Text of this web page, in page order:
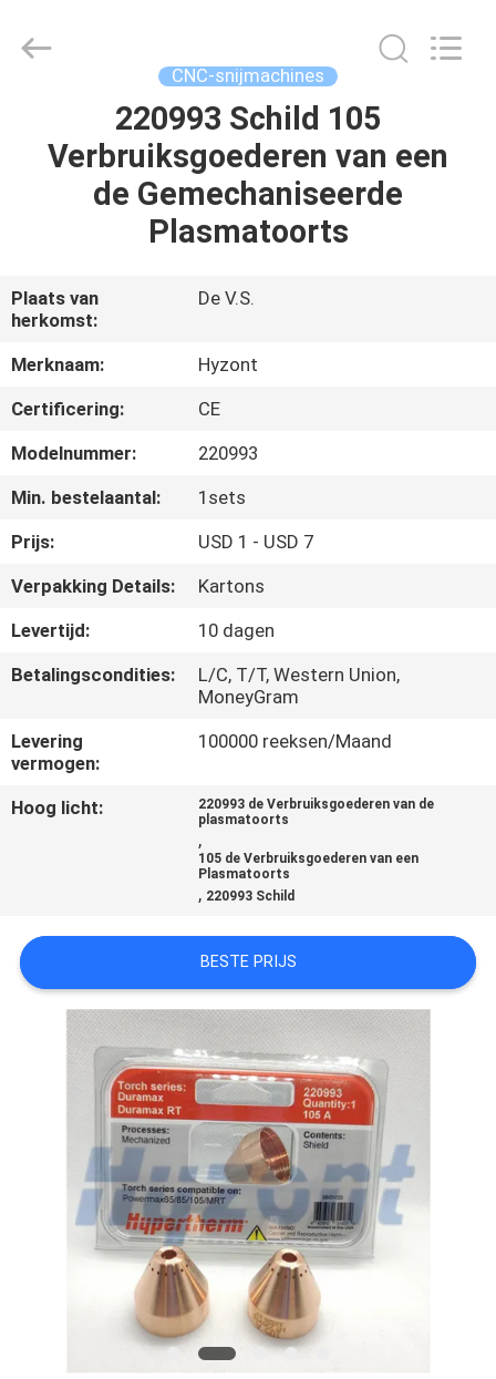
PRODUCTEN
ONGEVEER
ONS
FABRIEKSREIS
KWALITEITSCONTROLE
VERZOEK
OM EEN
SITEMAP
PRIVACYBELEID
Co.,Ltd..
CNC-snijmachines
220993 Schild 105
Verbruiksgoederen van een
de Gemechaniseerde
Plasmatoorts
Plaats van
herkomst:
De V.S.
Merknaam:
Hyzont
Certificering:
CE
Modelnummer:
220993
Min. bestelaantal:
1sets
Prijs:
USD 1 - USD 7
Verpakking Details:
Kartons
Levertijd:
10 dagen
Betalingscondities:
L/C, T/T, Western Union,
MoneyGram
Levering
vermogen:
100000 reeksen/Maand
Hoog licht:
220993 de Verbruiksgoederen van de
plasmatoorts
,
105 de Verbruiksgoederen van een
Plasmatoorts
, 220993 Schild
BESTE PRIJS